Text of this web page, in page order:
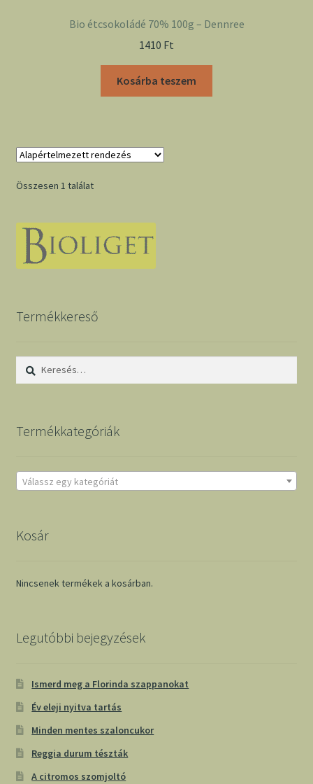
Bio étcsokoládé 70% 100g – Dennree
1410 Ft
Kosárba teszem
Összesen 1 találat
Termékkereső
Keresés:
Termékkategóriák
Válassz egy kategóriát
Kosár
Nincsenek termékek a kosárban.
Legutóbbi bejegyzések
Ismerd meg a Florinda szappanokat
Év eleji nyitva tartás
Minden mentes szaloncukor
Reggia durum tészták
A citromos szomjoltó